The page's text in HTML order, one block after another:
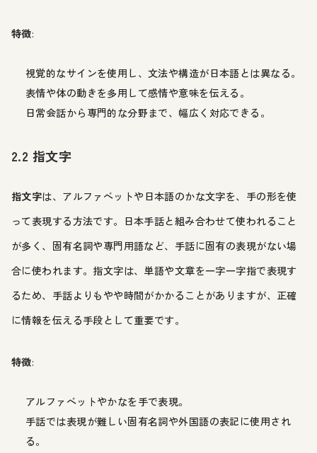
特徴:
視覚的なサインを使用し、文法や構造が日本語とは異なる。
表情や体の動きを多用して感情や意味を伝える。
日常会話から専門的な分野まで、幅広く対応できる。
2.2 指文字
指文字は、アルファベットや日本語のかな文字を、手の形を使
って表現する方法です。日本手話と組み合わせて使われること
が多く、固有名詞や専門用語など、手話に固有の表現がない場
合に使われます。指文字は、単語や文章を一字一字指で表現す
るため、手話よりもやや時間がかかることがありますが、正確
に情報を伝える手段として重要です。
特徴:
アルファベットやかなを手で表現。
手話では表現が難しい固有名詞や外国語の表記に使用され
る。